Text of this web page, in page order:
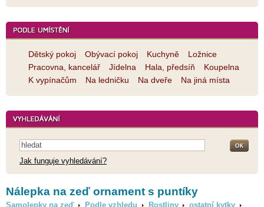
Dětský pokoj Obývací pokoj Kuchyně
Ložnice
Pracovna, kancelář
Jídelna Hala, předsíň
Koupelna
K vypínačům
Na ledničku Na dveře Na jiná místa
Jak funguje vyhledávání?
Nálepka na zeď ornament s puntíky
Samolepky na zeď Podle vzhledu Rostliny
ostatní kytky